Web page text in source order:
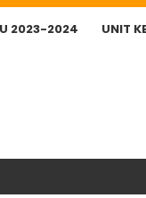
2023-2024 UNIT